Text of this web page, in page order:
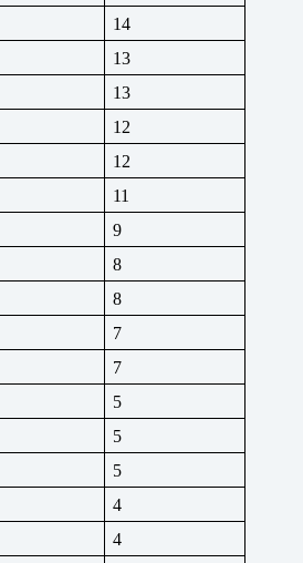
14
13
13
12
12
11
9
8
8
7
7
5
5
5
4
4